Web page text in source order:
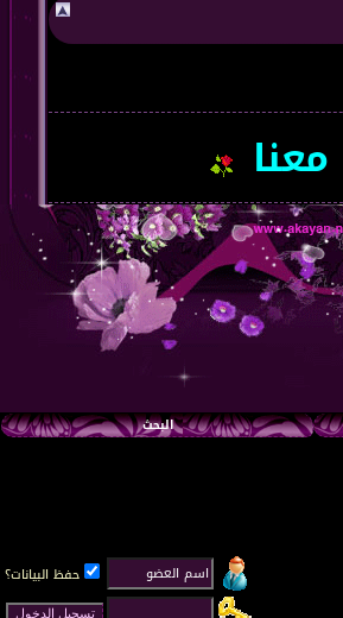
البحث
حفظ البيانات؟